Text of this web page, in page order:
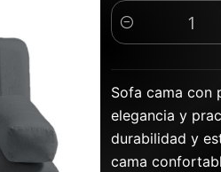
Cantidad
Sofa cama con
elegancia y
durabilidad y
cama